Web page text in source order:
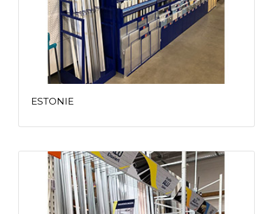
ESTONIE